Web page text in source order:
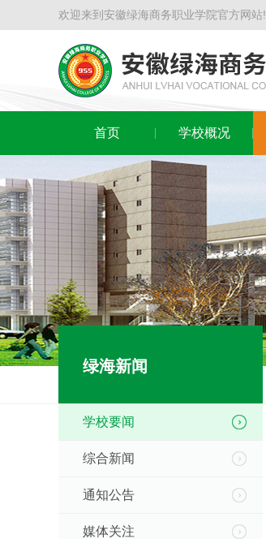
欢迎来到安徽绿海商务职业学院官方网站!
首页 学校概况
绿海新闻
学校要闻
综合新闻
通知公告
媒体关注